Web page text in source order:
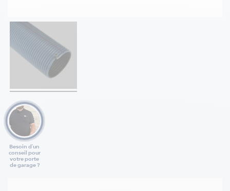
Besoin d'un
conseil pour
votre porte
de garage ?